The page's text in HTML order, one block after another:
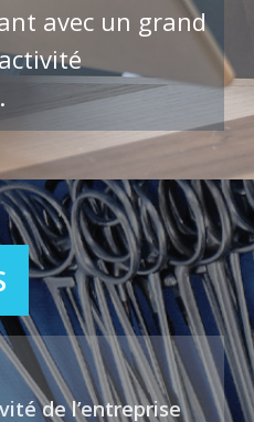
avec un grand
de l’entreprise